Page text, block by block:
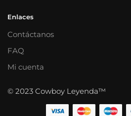
Enlaces
Contáctanos
FAQ
Mi cuenta
© 2023 Cowboy Leyenda™